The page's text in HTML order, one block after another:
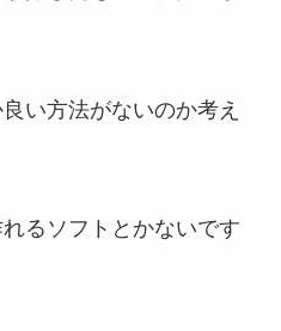
い方法がないのか考え
るソフトとかないです